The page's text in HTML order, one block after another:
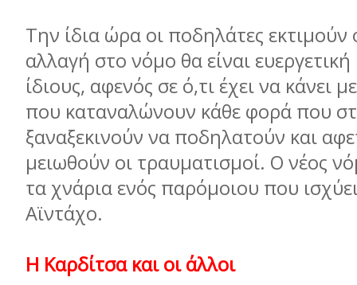
Την ίδια ώρα οι ποδηλάτες εκτιμούν
αλλαγή στο νόμο θα είναι ευεργετική
ίδιους, αφενός σε ό,τι έχει να κάνει
που καταναλώνουν κάθε φορά που
ξαναξεκινούν να ποδηλατούν και
μειωθούν οι τραυματισμοί. Ο νέος
τα χνάρια ενός παρόμοιου που
Αϊντάχο.
Η Καρδίτσα και οι άλλοι